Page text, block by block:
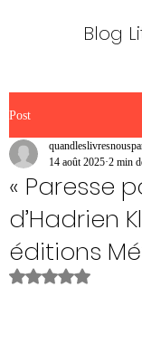
Blog
Post
« Paresse
d’Hadrien
éditions
14 août 2025 2 min
Noté NaN